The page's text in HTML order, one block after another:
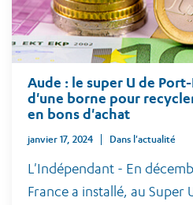
Aude : le super U de
d'une borne pour
en bons d'achat
janvier 17, 2024 Dans l'actualité
L'Indépendant - En
France a installé, au Super